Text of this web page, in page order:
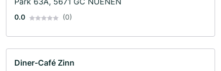
0.0 (0)
Diner-Café Zinn